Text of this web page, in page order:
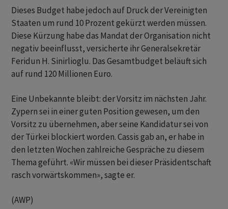
Dieses Budget habe jedoch auf Druck der Vereinigten
Staaten um rund 10 Prozent gekürzt werden müssen.
Diese Kürzung habe das Mandat der Organisation nicht
negativ beeinflusst, versicherte ihr Generalsekretär
Feridun H. Sinirlioglu. Das Gesamtbudget beläuft sich
auf rund 120 Millionen Euro.
Eine Unbekannte bleibt: der Vorsitz im nächsten Jahr.
Zypern sei in einer guten Position gewesen, um den
Vorsitz zu übernehmen, aber seine Kandidatur sei von
der Türkei blockiert worden. Cassis gab an, er habe in
den letzten Wochen zahlreiche Gespräche zu diesem
Thema geführt. «Wir müssen bei dieser Präsidentschaft
rasch vorwärtskommen», sagte er.
(AWP)